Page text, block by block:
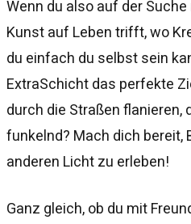
Wenn du also auf der
Kunst auf Leben trifft, wo
du einfach du selbst sein
ExtraSchicht das perfekte
durch die Straßen flanieren,
funkelnd? Mach dich bereit,
anderen Licht zu erleben!
Ganz gleich, ob du mit